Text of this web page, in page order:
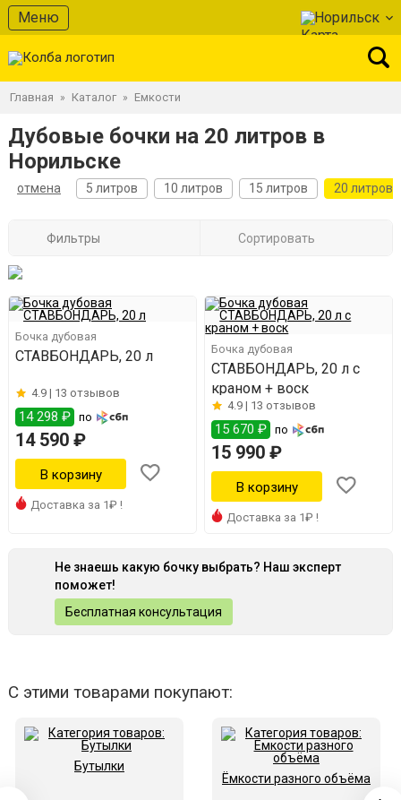
Меню Норильск
Главная » Каталог » Емкости
Дубовые бочки на 20 литров в
Норильске
отмена 5 литров 10 литров 15 литров 20 литров
Фильтры Сортировать
Бочка дубовая
СТАВБОНДАРЬ, 20 л
4.9 | 13 отзывов
14 298 ₽ по
14 590 ₽
Доставка за 1₽ !
Бочка дубовая
СТАВБОНДАРЬ, 20 л с
краном + воск
4.9 | 13 отзывов
15 670 ₽ по
15 990 ₽
Доставка за 1₽ !
Не знаешь какую бочку выбрать? Наш эксперт
поможет!
Бесплатная консультация
С этими товарами покупают:
Бутылки
Ёмкости разного объёма